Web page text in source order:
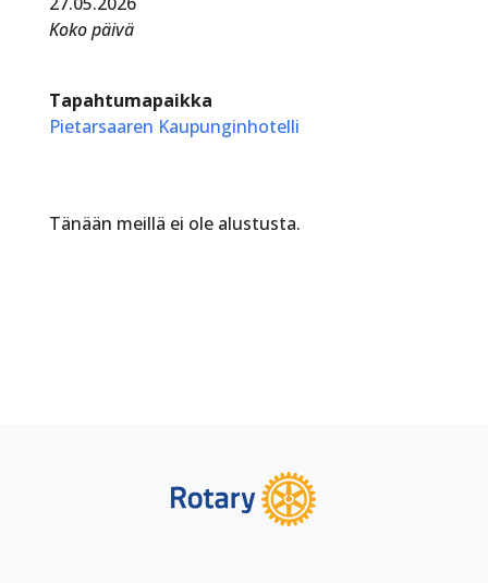
Koko päivä
Tapahtumapaikka
Pietarsaaren Kaupunginhotelli
Tänään meillä ei ole alustusta.